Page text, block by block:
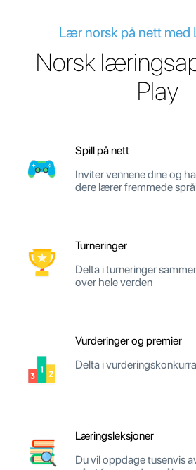
Lær norsk på nett med
Norsk
Play
Spill på nett
Inviter vennene dine og
dere lærer fremmede
Turneringer
Delta i turneringer
over hele verden
Vurderinger og premier
Delta i
Læringsleksjoner
Du vil oppdage tusenvis